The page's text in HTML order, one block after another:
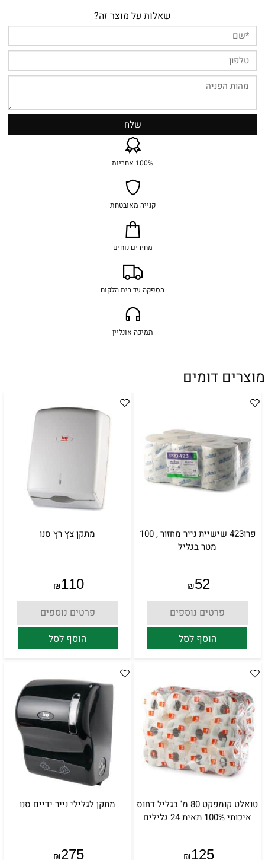
שאלות על מוצר זה?
100% אחריות
קנייה מאובטחת
מחירים נוחים
הספקה עד בית הלקוח
תמיכה אונליין
מוצרים דומים
פרו423 שישיית נייר מחזור , 100
מטר בגליל
₪52
פרטים נוספים
הוסף לסל
מתקן צץ רץ סנו
₪110
פרטים נוספים
הוסף לסל
טואלט קומפקט 80 מ' בגליל דחוס
איכותי 100% תאית 24 גלילים
₪125
מתקן לגלילי נייר ידיים סנו
₪275